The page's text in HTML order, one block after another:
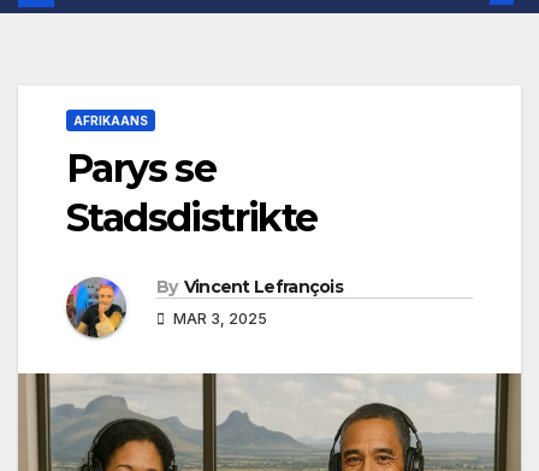
AFRIKAANS
Parys se
Stadsdistrikte
By Vincent Lefrançois
MAR 3, 2025